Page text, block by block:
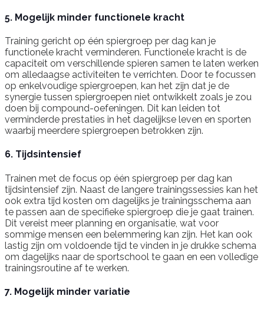
5. Mogelijk minder functionele kracht
Training gericht op één spiergroep per dag kan je
functionele kracht verminderen. Functionele kracht is de
capaciteit om verschillende spieren samen te laten werken
om alledaagse activiteiten te verrichten. Door te focussen
op enkelvoudige spiergroepen, kan het zijn dat je de
synergie tussen spiergroepen niet ontwikkelt zoals je zou
doen bij compound-oefeningen. Dit kan leiden tot
verminderde prestaties in het dagelijkse leven en sporten
waarbij meerdere spiergroepen betrokken zijn.
6. Tijdsintensief
Trainen met de focus op één spiergroep per dag kan
tijdsintensief zijn. Naast de langere trainingssessies kan het
ook extra tijd kosten om dagelijks je trainingsschema aan
te passen aan de specifieke spiergroep die je gaat trainen.
Dit vereist meer planning en organisatie, wat voor
sommige mensen een belemmering kan zijn. Het kan ook
lastig zijn om voldoende tijd te vinden in je drukke schema
om dagelijks naar de sportschool te gaan en een volledige
trainingsroutine af te werken.
7. Mogelijk minder variatie